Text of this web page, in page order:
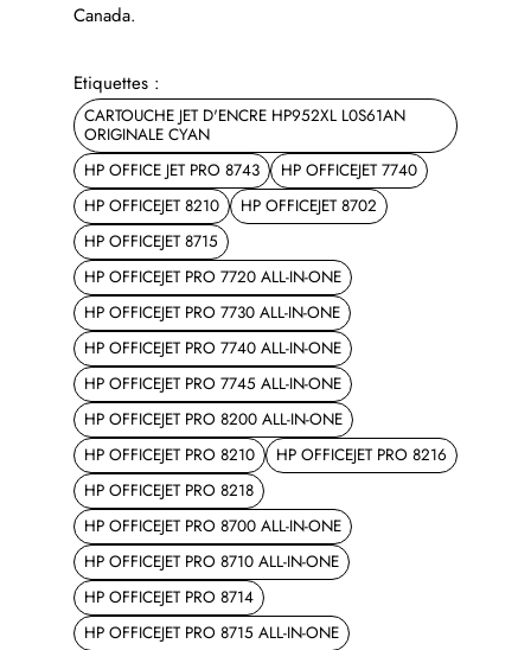
Canada.
Etiquettes :
CARTOUCHE JET D'ENCRE HP952XL L0S61AN
ORIGINALE CYAN
HP OFFICE JET PRO 8743
HP OFFICEJET 7740
HP OFFICEJET 8210
HP OFFICEJET 8702
HP OFFICEJET 8715
HP OFFICEJET PRO 7720 ALL-IN-ONE
HP OFFICEJET PRO 7730 ALL-IN-ONE
HP OFFICEJET PRO 7740 ALL-IN-ONE
HP OFFICEJET PRO 7745 ALL-IN-ONE
HP OFFICEJET PRO 8200 ALL-IN-ONE
HP OFFICEJET PRO 8210
HP OFFICEJET PRO 8216
HP OFFICEJET PRO 8218
HP OFFICEJET PRO 8700 ALL-IN-ONE
HP OFFICEJET PRO 8710 ALL-IN-ONE
HP OFFICEJET PRO 8714
HP OFFICEJET PRO 8715 ALL-IN-ONE